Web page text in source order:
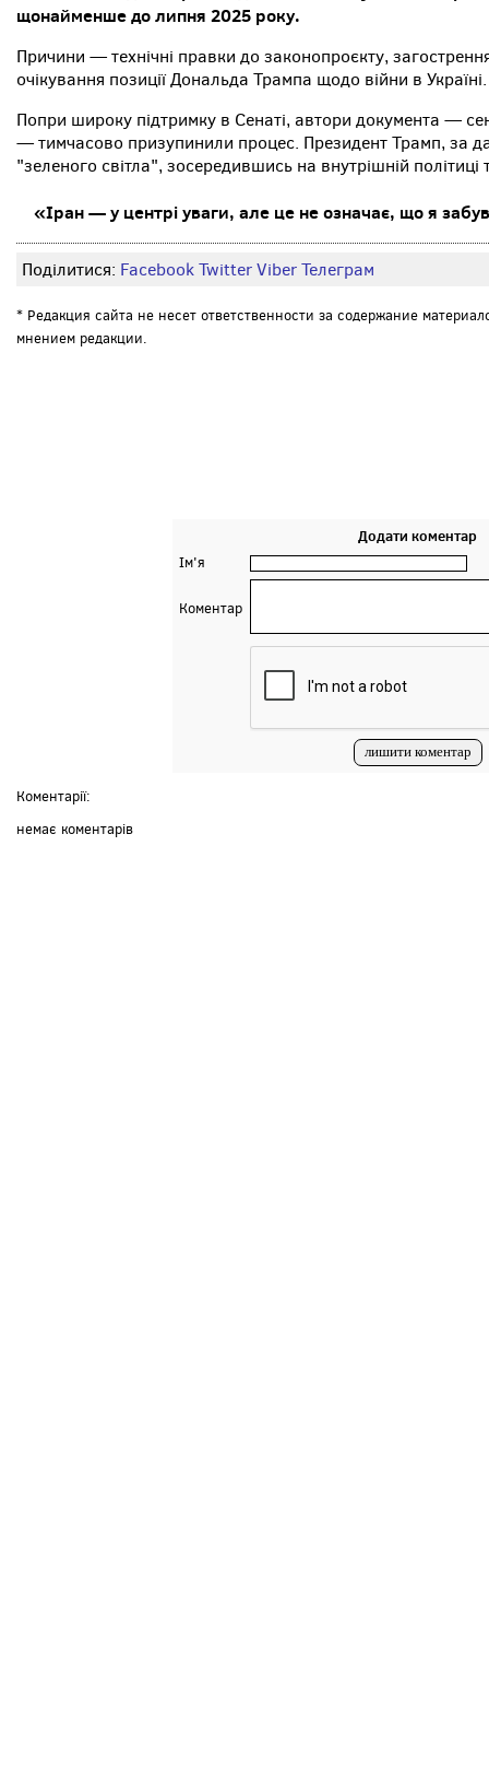
щонайменше до липня 2025 року.
Причини — технічні правки до законопроєкту,
очікування позиції Дональда Трампа щодо війни в Україні.
Попри широку підтримку в Сенаті, автори документа —
— тимчасово призупинили процес. Президент Трамп, за
"зеленого світла", зосередившись на внутрішній політиці
«Іран — у центрі уваги, але це не означає, що я
Поділитися: FacebookTwitterViberТелеграм
* Редакция сайта не несет ответственности за содержание
мнением редакции.
Додати коментар
Ім'я
Коментар
Коментарії:
немає коментарів